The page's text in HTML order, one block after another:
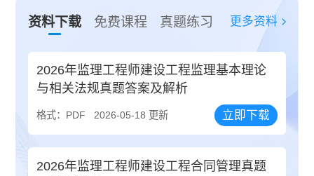
资料下载 免费课程 真题练习 更多资料
2026年监理工程师建设工程监理基本理论
与相关法规真题答案及解析
格式：PDF 2026-05-18 更新 立即下载
2026年监理工程师建设工程合同管理真题